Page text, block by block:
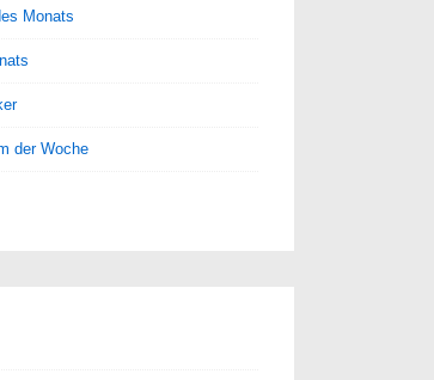
Monats
der Woche